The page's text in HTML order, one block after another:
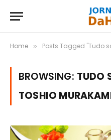
Home » Posts Tagged "Tudo
BROWSING: TUDO
TOSHIO